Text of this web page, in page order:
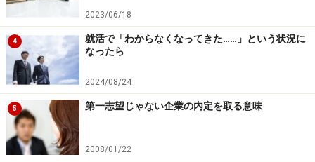
煮詰まった時は、友人にマンダラートを見てもらって、
「ふーん、要するに○○がしたいんだね」と客観的な言葉
をもらおう。たまたま自分が使いこなしていなかった語
彙がドンピシャな時もある。ずっとこのマンダラートを
持ち歩いて、暇な時に眺めてみよう。きっといい言葉が
いつか出てくるはずだ。
2023/06/18
4
就活で「わからなくなってきた……」という状況に
なったら
2024/08/24
5 第一志望じゃない企業の内定を取る意味
2008/01/22